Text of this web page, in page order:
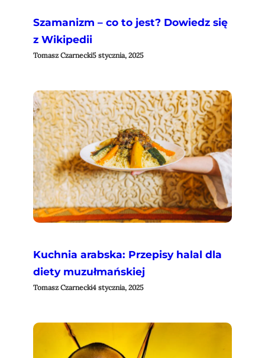
Szamanizm – co to jest? Dowiedz się
z Wikipedii
Tomasz Czarnecki5 stycznia, 2025
Kuchnia arabska: Przepisy halal dla
diety muzułmańskiej
Tomasz Czarnecki4 stycznia, 2025